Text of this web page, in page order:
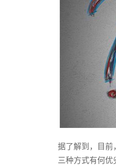
据了解到，目前
三种方式有何优